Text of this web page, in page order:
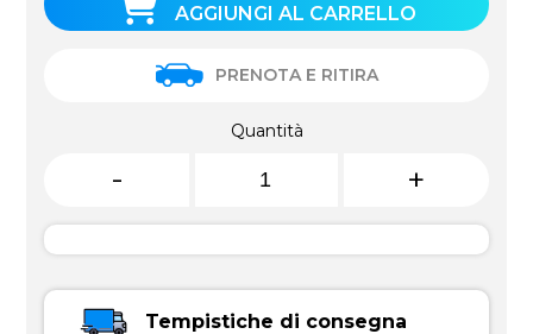
AGGIUNGI AL CARRELLO
PRENOTA E RITIRA
Quantità
- +
Tempistiche di consegna